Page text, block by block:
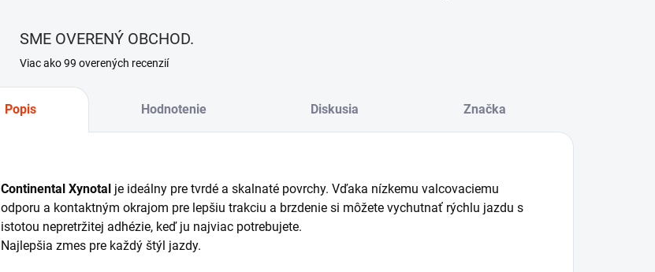
SME OVERENÝ OBCHOD.
Viac ako 99 overených recenzií
Popis Hodnotenie Diskusia Značka
Continental Xynotal je ideálny pre tvrdé a skalnaté povrchy. Vďaka nízkemu valcovaciemu
odporu a kontaktným okrajom pre lepšiu trakciu a brzdenie si môžete vychutnať rýchlu jazdu s
istotou nepretržitej adhézie, keď ju najviac potrebujete.
Najlepšia zmes pre každý štýl jazdy.